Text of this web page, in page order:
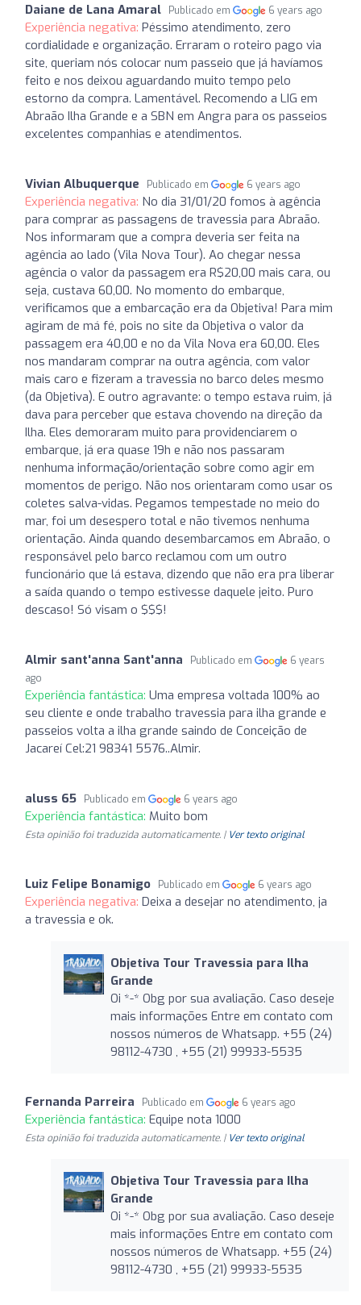
Daiane de Lana Amaral Publicado em 6 years ago
Experiência negativa: Péssimo atendimento, zero
cordialidade e organização. Erraram o roteiro pago via
site, queriam nós colocar num passeio que já havíamos
feito e nos deixou aguardando muito tempo pelo
estorno da compra. Lamentável. Recomendo a LIG em
Abraão Ilha Grande e a SBN em Angra para os passeios
excelentes companhias e atendimentos.
Vivian Albuquerque Publicado em 6 years ago
Experiência negativa: No dia 31/01/20 fomos à agência
para comprar as passagens de travessia para Abraão.
Nos informaram que a compra deveria ser feita na
agência ao lado (Vila Nova Tour). Ao chegar nessa
agência o valor da passagem era R$20,00 mais cara, ou
seja, custava 60,00. No momento do embarque,
verificamos que a embarcação era da Objetiva! Para mim
agiram de má fé, pois no site da Objetiva o valor da
passagem era 40,00 e no da Vila Nova era 60,00. Eles
nos mandaram comprar na outra agência, com valor
mais caro e fizeram a travessia no barco deles mesmo
(da Objetiva). E outro agravante: o tempo estava ruim, já
dava para perceber que estava chovendo na direção da
Ilha. Eles demoraram muito para providenciarem o
embarque, já era quase 19h e não nos passaram
nenhuma informação/orientação sobre como agir em
momentos de perigo. Não nos orientaram como usar os
coletes salva-vidas. Pegamos tempestade no meio do
mar, foi um desespero total e não tivemos nenhuma
orientação. Ainda quando desembarcamos em Abraão, o
responsável pelo barco reclamou com um outro
funcionário que lá estava, dizendo que não era pra liberar
a saída quando o tempo estivesse daquele jeito. Puro
descaso! Só visam o $$$!
Almir sant'anna Sant'anna Publicado em
6 years
ago
Experiência fantástica: Uma empresa voltada 100% ao
seu cliente e onde trabalho travessia para ilha grande e
passeios volta a ilha grande saindo de Conceição de
Jacareí Cel:21 98341 5576..Almir.
aluss 65 Publicado em 6 years ago
Experiência fantástica: Muito bom
Esta opinião foi traduzida automaticamente. | Ver texto original
Luiz Felipe Bonamigo Publicado em 6 years ago
Experiência negativa: Deixa a desejar no atendimento, ja
a travessia e ok.
Objetiva Tour Travessia para Ilha
Grande
Oi *-* Obg por sua avaliação. Caso deseje
mais informações Entre em contato com
nossos números de Whatsapp. +55 (24)
98112-4730 , +55 (21) 99933-5535
Fernanda Parreira Publicado em 6 years ago
Experiência fantástica: Equipe nota 1000
Esta opinião foi traduzida automaticamente. | Ver texto original
Objetiva Tour Travessia para Ilha
Grande
Oi *-* Obg por sua avaliação. Caso deseje
mais informações Entre em contato com
nossos números de Whatsapp. +55 (24)
98112-4730 , +55 (21) 99933-5535